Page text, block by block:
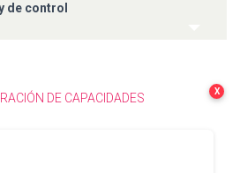
de control
DE CAPACIDADES X